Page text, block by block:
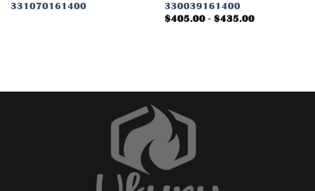
331070161400
330039161400
$405.00 - $435.00Rango